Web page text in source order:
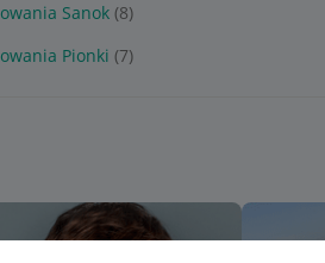
Sanok (8)
Pionki (7)